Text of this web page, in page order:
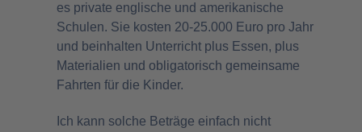
es private englische und amerikanische
Schulen. Sie kosten 20-25.000 Euro pro Jahr
und beinhalten Unterricht plus Essen, plus
Materialien und obligatorisch gemeinsame
Fahrten für die Kinder.
Ich kann solche Beträge einfach nicht